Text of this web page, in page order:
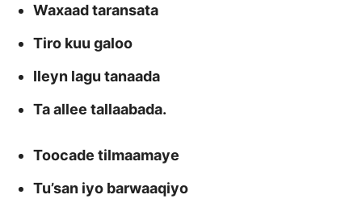
Waxaad taransata
Tiro kuu galoo
Ileyn lagu tanaada
Ta allee tallaabada.
Toocade tilmaamaye
Tu’san iyo barwaaqiyo